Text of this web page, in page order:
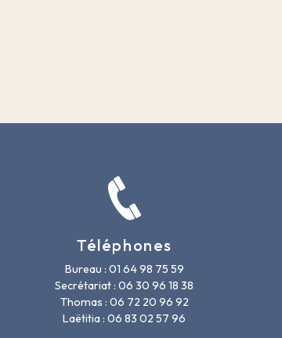
Téléphones
Bureau : 01 64 98 75 59
Secrétariat : 06 30 96 18 38
Thomas : 06 72 20 96 92
Laëtitia : 06 83 02 57 96